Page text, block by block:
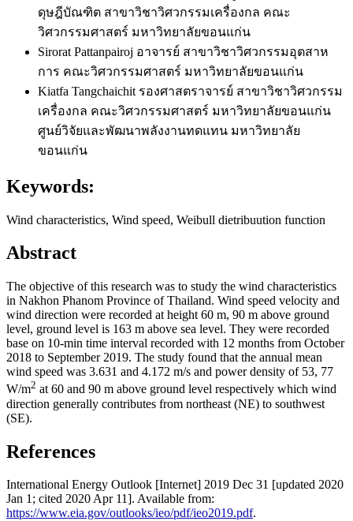
ดุษฎีบัณฑิต สาขาวิชาวิศวกรรมเครื่องกล คณะ
วิศวกรรมศาสตร์ มหาวิทยาลัยขอนแก่น
Sirorat Pattanpairoj อาจารย์ สาขาวิชาวิศวกรรมอุตสาห
การ คณะวิศวกรรมศาสตร์ มหาวิทยาลัยขอนแก่น
Kiatfa Tangchaichit รองศาสตราจารย์ สาขาวิชาวิศวกรรม
เครื่องกล คณะวิศวกรรมศาสตร์ มหาวิทยาลัยขอนแก่น
ศูนย์วิจัยและพัฒนาพลังงานทดแทน มหาวิทยาลัย
ขอนแก่น
Keywords:
Wind characteristics, Wind speed, Weibull dietribuution function
Abstract
The objective of this research was to study the wind characteristics
in Nakhon Phanom Province of Thailand. Wind speed velocity and
wind direction were recorded at height 60 m, 90 m above ground
level, ground level is 163 m above sea level. They were recorded
base on 10-min time interval recorded with 12 months from October
2018 to September 2019. The study found that the annual mean
wind speed was 3.631 and 4.172 m/s and power density of 53, 77
W/m2 at 60 and 90 m above ground level respectively which wind
direction generally contributes from northeast (NE) to southwest
(SE).
References
International Energy Outlook [Internet] 2019 Dec 31 [updated 2020
Jan 1; cited 2020 Apr 11]. Available from:
https://www.eia.gov/outlooks/ieo/pdf/ieo2019.pdf.